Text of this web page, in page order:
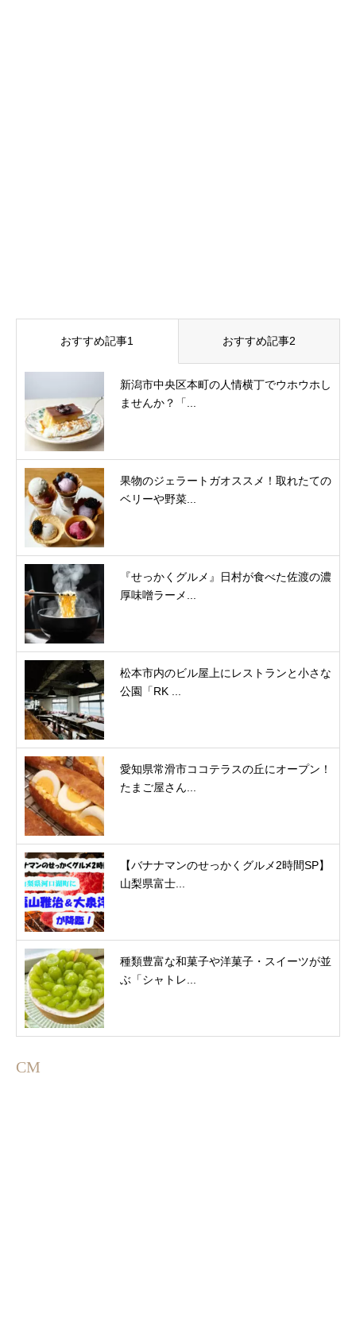
おすすめ記事1 おすすめ記事2
新潟市中央区本町の人情横丁でウホウホし
ませんか？「...
果物のジェラートガオススメ！取れたての
ベリーや野菜...
『せっかくグルメ』日村が食べた佐渡の濃
厚味噌ラーメ...
松本市内のビル屋上にレストランと小さな
公園「RK ...
愛知県常滑市ココテラスの丘にオープン！
たまご屋さん...
【バナナマンのせっかくグルメ2時間SP】
山梨県富士...
種類豊富な和菓子や洋菓子・スイーツが並
ぶ「シャトレ...
CM